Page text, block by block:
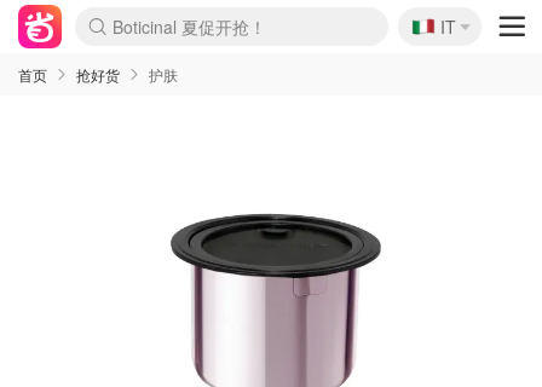
Boticinal 夏促开抢！
4折！lulu周四疯狂上新
速领！Stanley独家85折
Zalando 奥莱闪促！每日更新
🇮🇹
IT
首页 抢好货 护肤